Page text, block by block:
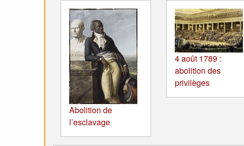
Abolition de
l’esclavage
4 août 1789 :
abolition des
privilèges